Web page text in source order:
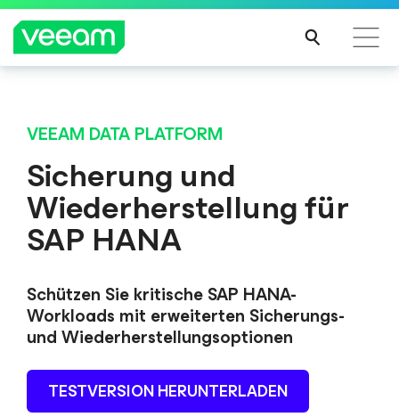
Update von CrowdStrike betroffen sind
R
ERFA
HRE
VEEAM DATA PLATFORM
Sicherung und
Wiederherstellung für
SAP HANA
Schützen Sie kritische SAP HANA-
Workloads mit erweiterten Sicherungs-
und Wiederherstellungsoptionen
TESTVERSION HERUNTERLADEN